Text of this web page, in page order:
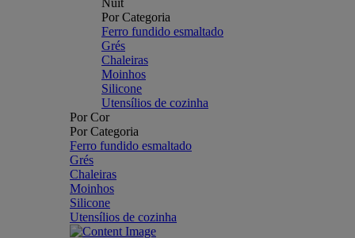
Nuit
Por Categoria
Ferro fundido esmaltado
Grés
Chaleiras
Moinhos
Silicone
Utensílios de cozinha
Por Cor
Por Categoria
Ferro fundido esmaltado
Grés
Chaleiras
Moinhos
Silicone
Utensílios de cozinha